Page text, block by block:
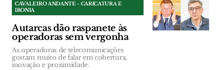
CAVALEIRO ANDANTE - CARICATURA E
IRONIA
Autarcas dão raspanete às
operadoras sem vergonha
As operadoras de telecomunicações
gostam muito de falar em cobertura,
inovação e proximidade.